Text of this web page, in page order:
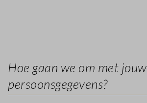
Hoe gaan we om met jouw
persoonsgegevens?